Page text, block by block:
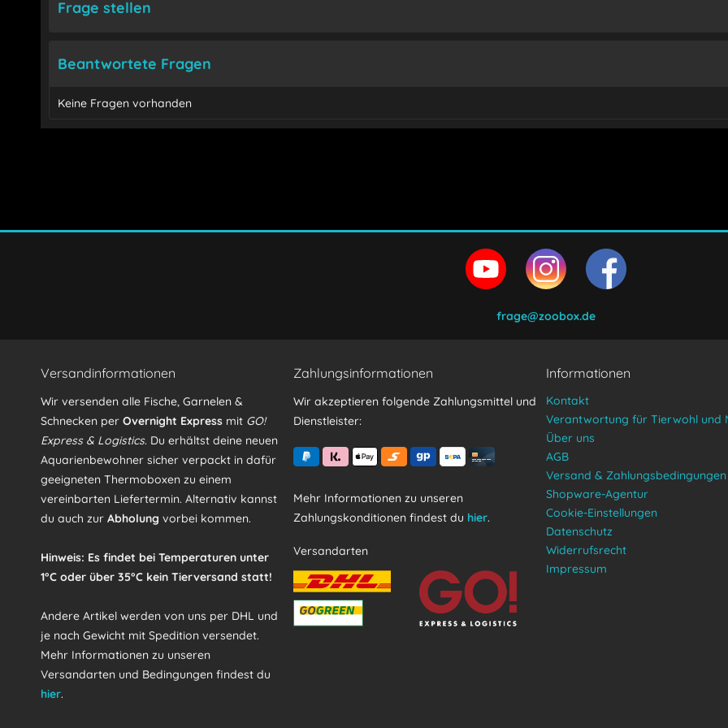
Frage stellen
Beantwortete Fragen
Keine Fragen vorhanden
frage@zoobox.de
Versandinformationen
Wir versenden alle Fische, Garnelen &
Schnecken per Overnight Express mit GO!
Express & Logistics. Du erhältst deine neuen
Aquarienbewohner sicher verpackt in dafür
geeigneten Thermoboxen zu einem
vereinbarten Liefertermin. Alternativ kannst
du auch zur Abholung vorbei kommen.
Hinweis: Es findet bei Temperaturen unter
1°C oder über 35°C kein Tierversand statt!
Andere Artikel werden von uns per DHL und
je nach Gewicht mit Spedition versendet.
Mehr Informationen zu unseren
Versandarten und Bedingungen findest du
hier.
Zahlungsinformationen
Wir akzeptieren folgende Zahlungsmittel und
Dienstleister:
Mehr Informationen zu unseren
Zahlungskonditionen findest du hier.
Versandarten
Informationen
Kontakt
Verantwortung für Tierwohl und
Über uns
AGB
Versand & Zahlungsbedingungen
Shopware-Agentur
Cookie-Einstellungen
Datenschutz
Widerrufsrecht
Impressum